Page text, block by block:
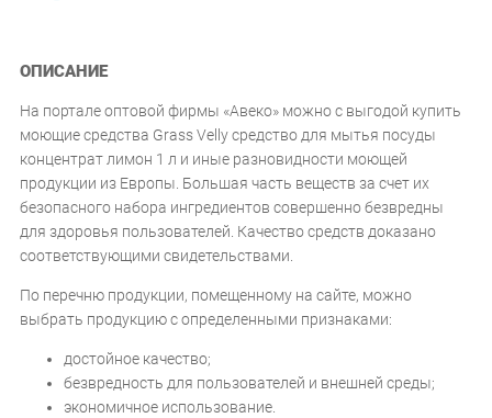
ОПИСАНИЕ
На портале оптовой фирмы «Авеко» можно с выгодой купить
моющие средства Grass Velly средство для мытья посуды
концентрат лимон 1 л и иные разновидности моющей
продукции из Европы. Большая часть веществ за счет их
безопасного набора ингредиентов совершенно безвредны
для здоровья пользователей. Качество средств доказано
соответствующими свидетельствами.
По перечню продукции, помещенному на сайте, можно
выбрать продукцию с определенными признаками:
достойное качество;
безвредность для пользователей и внешней среды;
экономичное использование.